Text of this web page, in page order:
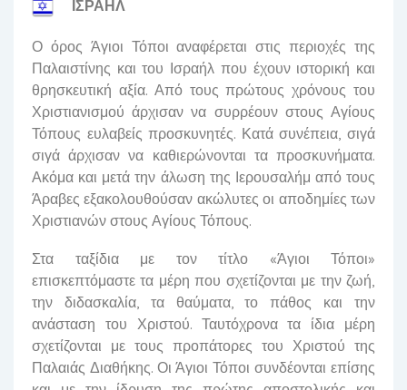
ΙΣΡΑΗΛ
Ο όρος Άγιοι Τόποι αναφέρεται στις περιοχές της
Παλαιστίνης και του Ισραήλ που έχουν ιστορική και
θρησκευτική αξία. Από τους πρώτους χρόνους του
Χριστιανισμού άρχισαν να συρρέουν στους Αγίους
Τόπους ευλαβείς προσκυνητές. Κατά συνέπεια, σιγά
σιγά άρχισαν να καθιερώνονται τα προσκυνήματα.
Ακόμα και μετά την άλωση της Ιερουσαλήμ από τους
Άραβες εξακολουθούσαν ακώλυτες οι αποδημίες των
Χριστιανών στους Αγίους Τόπους.
Στα ταξίδια με τον τίτλο «Άγιοι Τόποι»
επισκεπτόμαστε τα μέρη που σχετίζονται με την ζωή,
την διδασκαλία, τα θαύματα, το πάθος και την
ανάσταση του Χριστού. Ταυτόχρονα τα ίδια μέρη
σχετίζονται με τους προπάτορες του Χριστού της
Παλαιάς Διαθήκης. Οι Άγιοι Τόποι συνδέονται επίσης